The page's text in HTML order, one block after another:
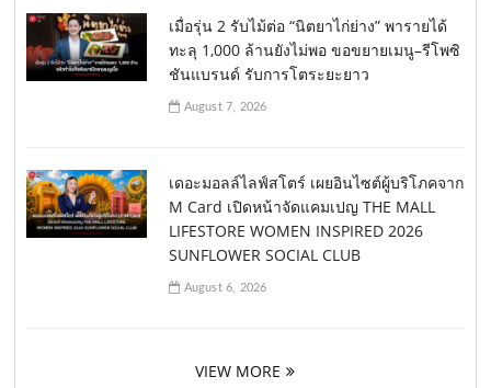
เมื่อรุ่น 2 รับไม้ต่อ “นิตยาไก่ย่าง” พารายได้
ทะลุ 1,000 ล้านยังไม่พอ ขอขยายเมนู–รีโพซิ
ชันแบรนด์ รับการโตระยะยาว
August 7, 2026
เดอะมอลล์ไลฟ์สโตร์ เผยอินไซต์ผู้บริโภคจาก
M Card เปิดหน้าจัดแคมเปญ THE MALL
LIFESTORE WOMEN INSPIRED 2026
SUNFLOWER SOCIAL CLUB
August 6, 2026
VIEW MORE